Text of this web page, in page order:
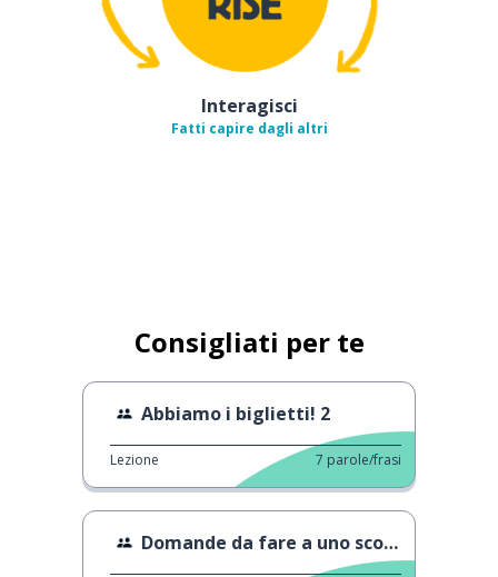
Interagisci
Fatti capire dagli altri
Consigliati per te
Abbiamo i biglietti! 2
Lezione 7 parole/frasi
Domande da fare a uno sconosciuto